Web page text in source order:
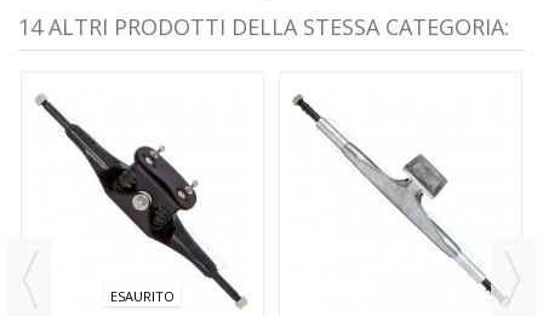
14 ALTRI PRODOTTI DELLA STESSA CATEGORIA:
ESAURITO